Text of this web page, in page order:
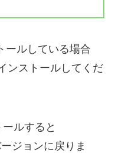
ールしている場合
ンストールしてくだ
ルすると
ジョンに戻りま